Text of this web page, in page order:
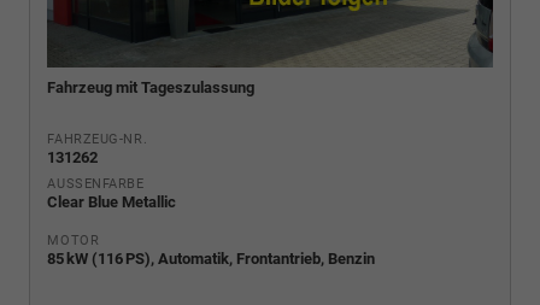
Fahrzeug mit Tageszulassung
FAHRZEUG-NR.
131262
AUSSENFARBE
Clear Blue Metallic
MOTOR
85 kW (116 PS), Automatik, Frontantrieb, Benzin